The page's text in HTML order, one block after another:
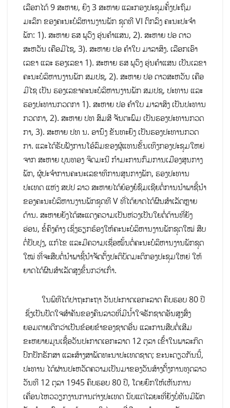
ເລືອກໄດ້ 9 ສະຫາຍ, ຍິງ 3 ສະຫາຍ ແລະກອງປະຊຸມຄັ້ງປະຖົມ
ມະລຶກ ຂອງຄະນະບໍລິຫານງານພັກ ຊຸດທີ VI ຕົກລົງ ຄະນະປະຈຳ
ພັກ: 1). ສະຫາຍ ຮສ ພູວົງ ອຸ່ນຄໍາແສນ, 2). ສະຫາຍ ປອ ດາວ
ສະຫວັນ ເຄືອມີໄຊ, 3). ສະຫາຍ ປອ ຄໍາໃບ ມາລາສິງ. ເລືອກເອົາ
ເລຂາ ແລະ ຮອງເລຂາ 1). ສະຫາຍ ຮສ ພູວົງ ອຸ່ນຄໍາແສນ ເປັນເລຂາ
ຄະນະບໍລິຫານງານພັກ ສມປຊ, 2). ສະຫາຍ ປອ ດາວສະຫວັນ ເຄືອ
ມີໄຊ ເປັນ ຮອງເລຂາຄະນະບໍລິຫານງານພັກ ສມປຊ, ປະທານ ແລະ
ຮອງປະທານກວດກາ 1). ສະຫາຍ ປອ ຄໍາໃບ ມາລາສິງ ເປັນປະທານ
ກວດກາ, 2). ສະຫາຍ ປທ ສົມສີ ຈັນຕະພົມ ເປັນຮອງປະທານກວດ
ກາ, 3). ສະຫາຍ ປທ ນ. ອານົງ ຂັນທະຍົງ ເປັນຮອງປະທານກວດ
ກາ. ແລະໄດ້ຮັບຟັງການໂອ້ລົມຂອງຜູ້ແທນຂັ້ນເທິງກອງປະຊຸມໃຫຍ່
ຈາກ ສະຫາຍ ບຸນທອງ ຈິດມະນີ ກຳມະການກົມການເມືອງສູນກາງ
ພັກ, ຜູ້ປະຈຳການຄະນະເລຂາທິການສູນກາງພັກ, ຮອງປະທານ
ປະເທດ ແຫ່ງ ສປປ ລາວ ສະຫາຍໄດ້ຍ້ອງຍໍຊົມເຊີຍຕໍ່ການນຳພາຊີ້ນຳ
ຂອງຄະນະບໍລິຫານງານພັກຊຸດທີ V ທີ່ໄດ້ຍາດໄດ້ຜົນສຳເລັດຫຼາຍ
ດ້ານ. ສະຫາຍຍັງໄດ້ສະແດງຄວາມເປັນຫ່ວງເປັນໃຍຕໍ່ດ້ານທີ່ຍັງ
ອ່ອນ, ຂໍ້ຄົງຄ້າງ ເຊິ່ງຮຽກຮ້ອງໃຫ້ຄະນະບໍລິຫານງານພັກຊຸດໃໝ່ ສືບ
ຕໍ່ປັບປຸງ, ແກ້ໄຂ ແລະມີຄວາມເຊື່ອໝັ້ນຕໍ່ຄະນະບໍລິຫານງານພັກຊຸດ
ໃໝ່ ທີ່ຈະສືບຕໍ່ນຳພາຊີ້ນຳຈັດຕັ້ງປະຕິບັດມະຕິກອງປະຊຸມໃຫຍ່ ໃຫ້
ຍາດໄດ້ຜົນສຳເລັດສູງຂຶ້ນກວ່າເກົ່າ.
ໃນພິທີໄດ້ປາຖະກະຖາ ວັນປະກາດເອກະລາດ ຄົບຮອບ 80 ປີ
ຊຶ່ງເປັນປັດໃຈສໍາຄັນຂອງຄົນລາວທີ່ມີນໍ້າໃຈຮັກຊາດອັນສູງສົ່ງ
ຍອມຕາຍດີກວ່າເປັນຂ້ອຍຂ້າຂອງຊາດອື່ນ ແລະການສືບຕໍ່ເສີມ
ຂະຫຍາຍມູນເຊື້ອວັນປະກາດເອກະລາດ 12 ຕຸລາ ເຂົ້າໃນພາລະກິດ
ປົກປັກຮັກສາ ແລະສ້າງສາພັດທະນາປະເທດຊາດ; ຂະນະດຽວກັນນີ້,
ປະທານ ໄດ້ຜ່ານປະຫວັດຄວາມເປັນມາຂອງວັນສ້າງຕັ້ງການທູດລາວ
ວັນທີ 12 ຕຸລາ 1945 ຄົບຮອບ 80 ປີ, ໂດຍຍົກໃຫ້ເຫັນການ
ເຄື່ອນໄຫວວຽກງານການຕ່າງປະເທດ ນັບແຕ່ໄລຍະທີ່ຍັງບໍ່ທັນມີພັກ